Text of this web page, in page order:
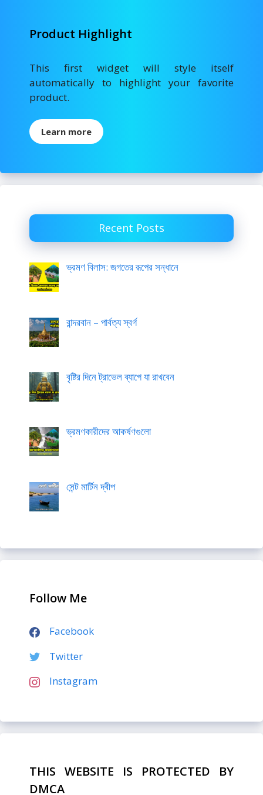
Product Highlight
This first widget will style itself
automatically to highlight your favorite
product.
Learn more
Recent Posts
ভ্রমণ বিলাস: জগতের রূপের সন্ধানে
বান্দরবান – পার্বত্য স্বর্গ
বৃষ্টির দিনে ট্রাভেল ব্যাগে যা রাখবেন
ভ্রমণকারীদের আকর্ষণগুলো
সেন্ট মার্টিন দ্বীপ
Follow Me
Facebook
Twitter
Instagram
THIS WEBSITE IS PROTECTED BY
DMCA